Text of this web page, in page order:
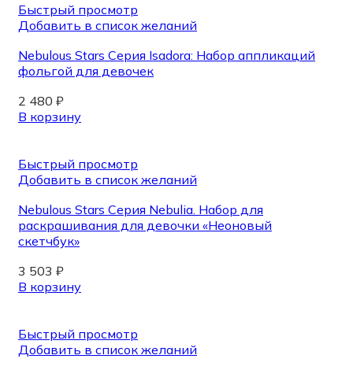
Быстрый просмотр
Добавить в список желаний
Nebulous Stars Серия Isadora: Набор аппликаций
фольгой для девочек
2 480 ₽
В корзину
Быстрый просмотр
Добавить в список желаний
Nebulous Stars Серия Nebulia. Набор для
раскрашивания для девочки «Неоновый
скетчбук»
3 503 ₽
В корзину
Быстрый просмотр
Добавить в список желаний